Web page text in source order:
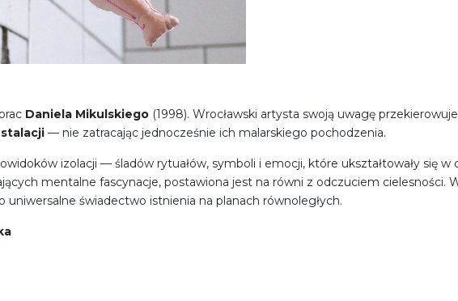
Daniela Mikulskiego (1998). Wrocławski artysta swoją uwagę
— nie zatracając jednocześnie ich malarskiego pochodzenia.
izolacji — śladów rytuałów, symboli i emocji, które ukształtowały się w
mentalne fascynacje, postawiona jest na równi z odczuciem cielesności.
świadectwo istnienia na planach równoległych.